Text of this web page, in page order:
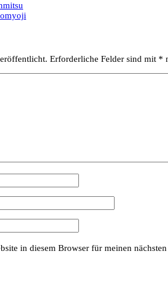
Erforderliche Felder sind mit *
in diesem Browser für meinen